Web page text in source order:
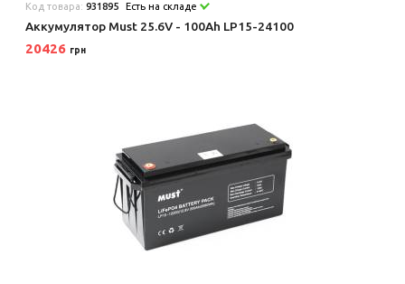
Код товара:931895 Есть на складе
Аккумулятор Must 25.6V - 100Ah LP15-24100
20426 грн